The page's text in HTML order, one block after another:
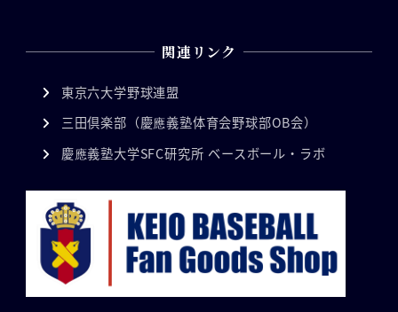
関連リンク
東京六大学野球連盟
三田倶楽部（慶應義塾体育会野球部OB会）
慶應義塾大学SFC研究所 ベースボール・ラボ